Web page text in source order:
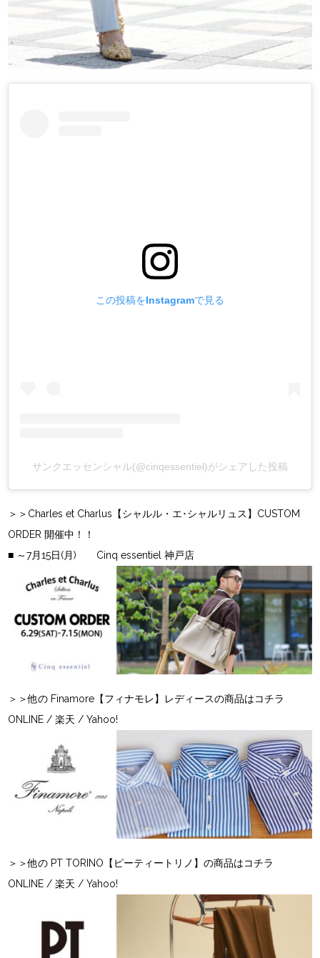
この投稿をInstagramで見る
サンクエッセンシャル(@cinqessentiel)がシェアした投稿
＞＞Charles et Charlus【シャルル・エ･シャルリュス】CUSTOM
ORDER 開催中！！
■ ～7月15日(月) Cinq essentiel 神戸店
＞＞他の Finamore【フィナモレ】レディースの商品はコチラ
ONLINE /楽天 /Yahoo!
＞＞他の PT TORINO【ピーティートリノ】の商品はコチラ
ONLINE /楽天 /Yahoo!